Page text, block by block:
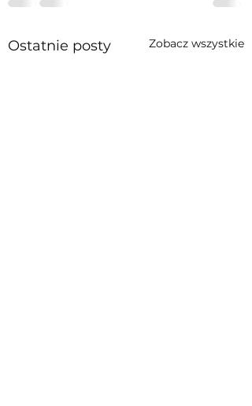
Ostatnie posty Zobacz wszystkie